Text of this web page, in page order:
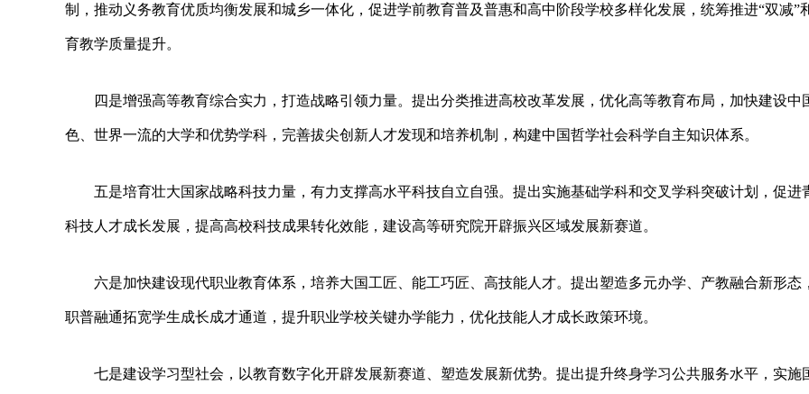
制，推动义务教育优质均衡发展和城乡一体化，促进学前教育普及普惠和高中阶段学校多样化发展，统筹推进“双减”
育教学质量提升。
四是增强高等教育综合实力，打造战略引领力量。提出分类推进高校改革发展，优化高等教育布局，加快建设中
色、世界一流的大学和优势学科，完善拔尖创新人才发现和培养机制，构建中国哲学社会科学自主知识体系。
五是培育壮大国家战略科技力量，有力支撑高水平科技自立自强。提出实施基础学科和交叉学科突破计划，促进
科技人才成长发展，提高高校科技成果转化效能，建设高等研究院开辟振兴区域发展新赛道。
六是加快建设现代职业教育体系，培养大国工匠、能工巧匠、高技能人才。提出塑造多元办学、产教融合新形态
职普融通拓宽学生成长成才通道，提升职业学校关键办学能力，优化技能人才成长政策环境。
七是建设学习型社会，以教育数字化开辟发展新赛道、塑造发展新优势。提出提升终身学习公共服务水平，实施